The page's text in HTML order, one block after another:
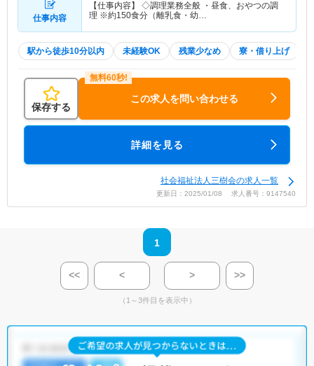
仕事内容
【仕事内容】 ◇調理業務全般 ・昼食、おやつの調
理 ※約150食分（離乳食・幼…
駅から徒歩10分以内 未経験OK 残業少なめ 寮・借り上げ
保存する
この求人を問い合わせる
詳細を見る
社会福祉法人三樹会の求人一覧
更新日：2025/01/08 求人番号：9147540
1
<< < > >>
（1～3件目を表示中）